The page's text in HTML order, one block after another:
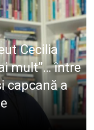
Cecilia
mult”… între
capcană a